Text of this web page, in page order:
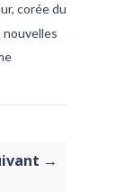
, corée du
nouvelles
→